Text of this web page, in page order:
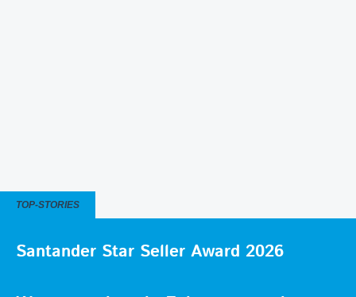
TOP-STORIES
Santander Star Seller Award 2026